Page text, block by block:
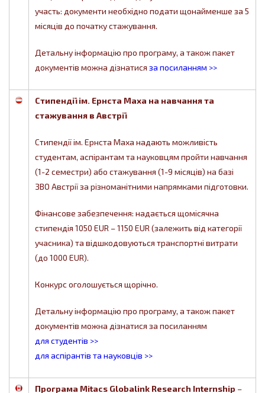
участь: документи необхідно подати щонайменше за 5
місяців до початку стажування.
Детальну інформацію про програму, а також пакет
документів можна дізнатися за посиланням >>
Стипендії ім. Ернста Маха на навчання та
стажування в Австрії
Стипендії ім. Ернста Маха надають можливість
студентам, аспірантам та науковцям пройти навчання
(1-2 семестри) або стажування (1-9 місяців) на базі
ЗВО Австрії за різноманітними напрямками підготовки.
Фінансове забезпечення: надається щомісячна
стипендія 1050 EUR – 1150 EUR (залежить від категорії
учасника) та відшкодовуються транспортні витрати
(до 1000 EUR).
Конкурс оголошується щорічно.
Детальну інформацію про програму, а також пакет
документів можна дізнатися за посиланням
для студентів >>
для аспірантів та науковців >>
Програма Mitacs Globalink Research Internship –